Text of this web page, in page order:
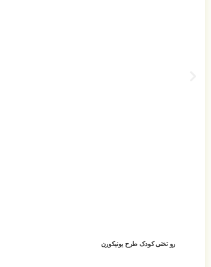
رو تختی کودک طرح یونیکورن